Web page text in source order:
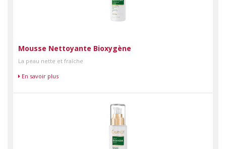
Mousse Nettoyante Bioxygène
La peau nette et fraîche
En savoir plus